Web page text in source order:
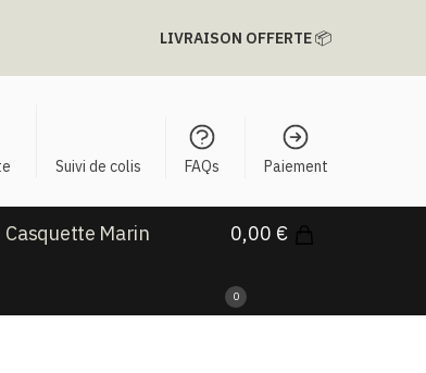
LIVRAISON OFFERTE📦
Suivi de colis FAQs Paiement
Casquette Marin 0,00 €
0